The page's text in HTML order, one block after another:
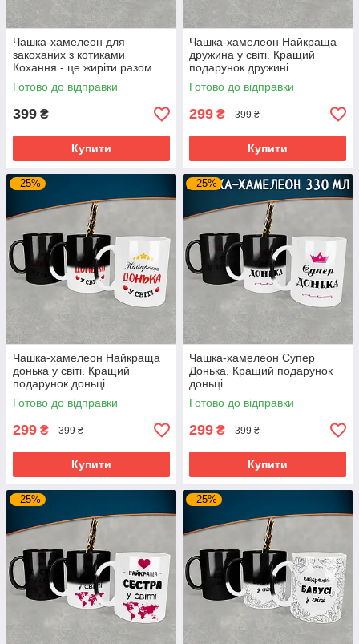
Чашка-хамелеон для
закоханих з котиками
Кохання - це жиріти разом
Готово до відправки
399 ₴
Купити
Чашка-хамелеон Найкраща
дружина у світі. Кращий
подарунок дружині.
Готово до відправки
299 ₴ 399 ₴
Купити
–25%
Чашка-хамелеон Найкраща
донька у світі. Кращий
подарунок доньці.
Готово до відправки
299 ₴ 399 ₴
Купити
–25%
Чашка-хамелеон Супер
Донька. Кращий подарунок
доньці.
Готово до відправки
299 ₴ 399 ₴
Купити
–25% –25%